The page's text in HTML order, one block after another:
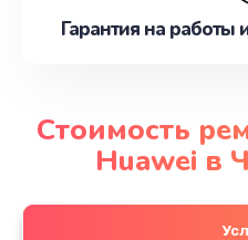
Гарантия на работы
Стоимость
Huawei в